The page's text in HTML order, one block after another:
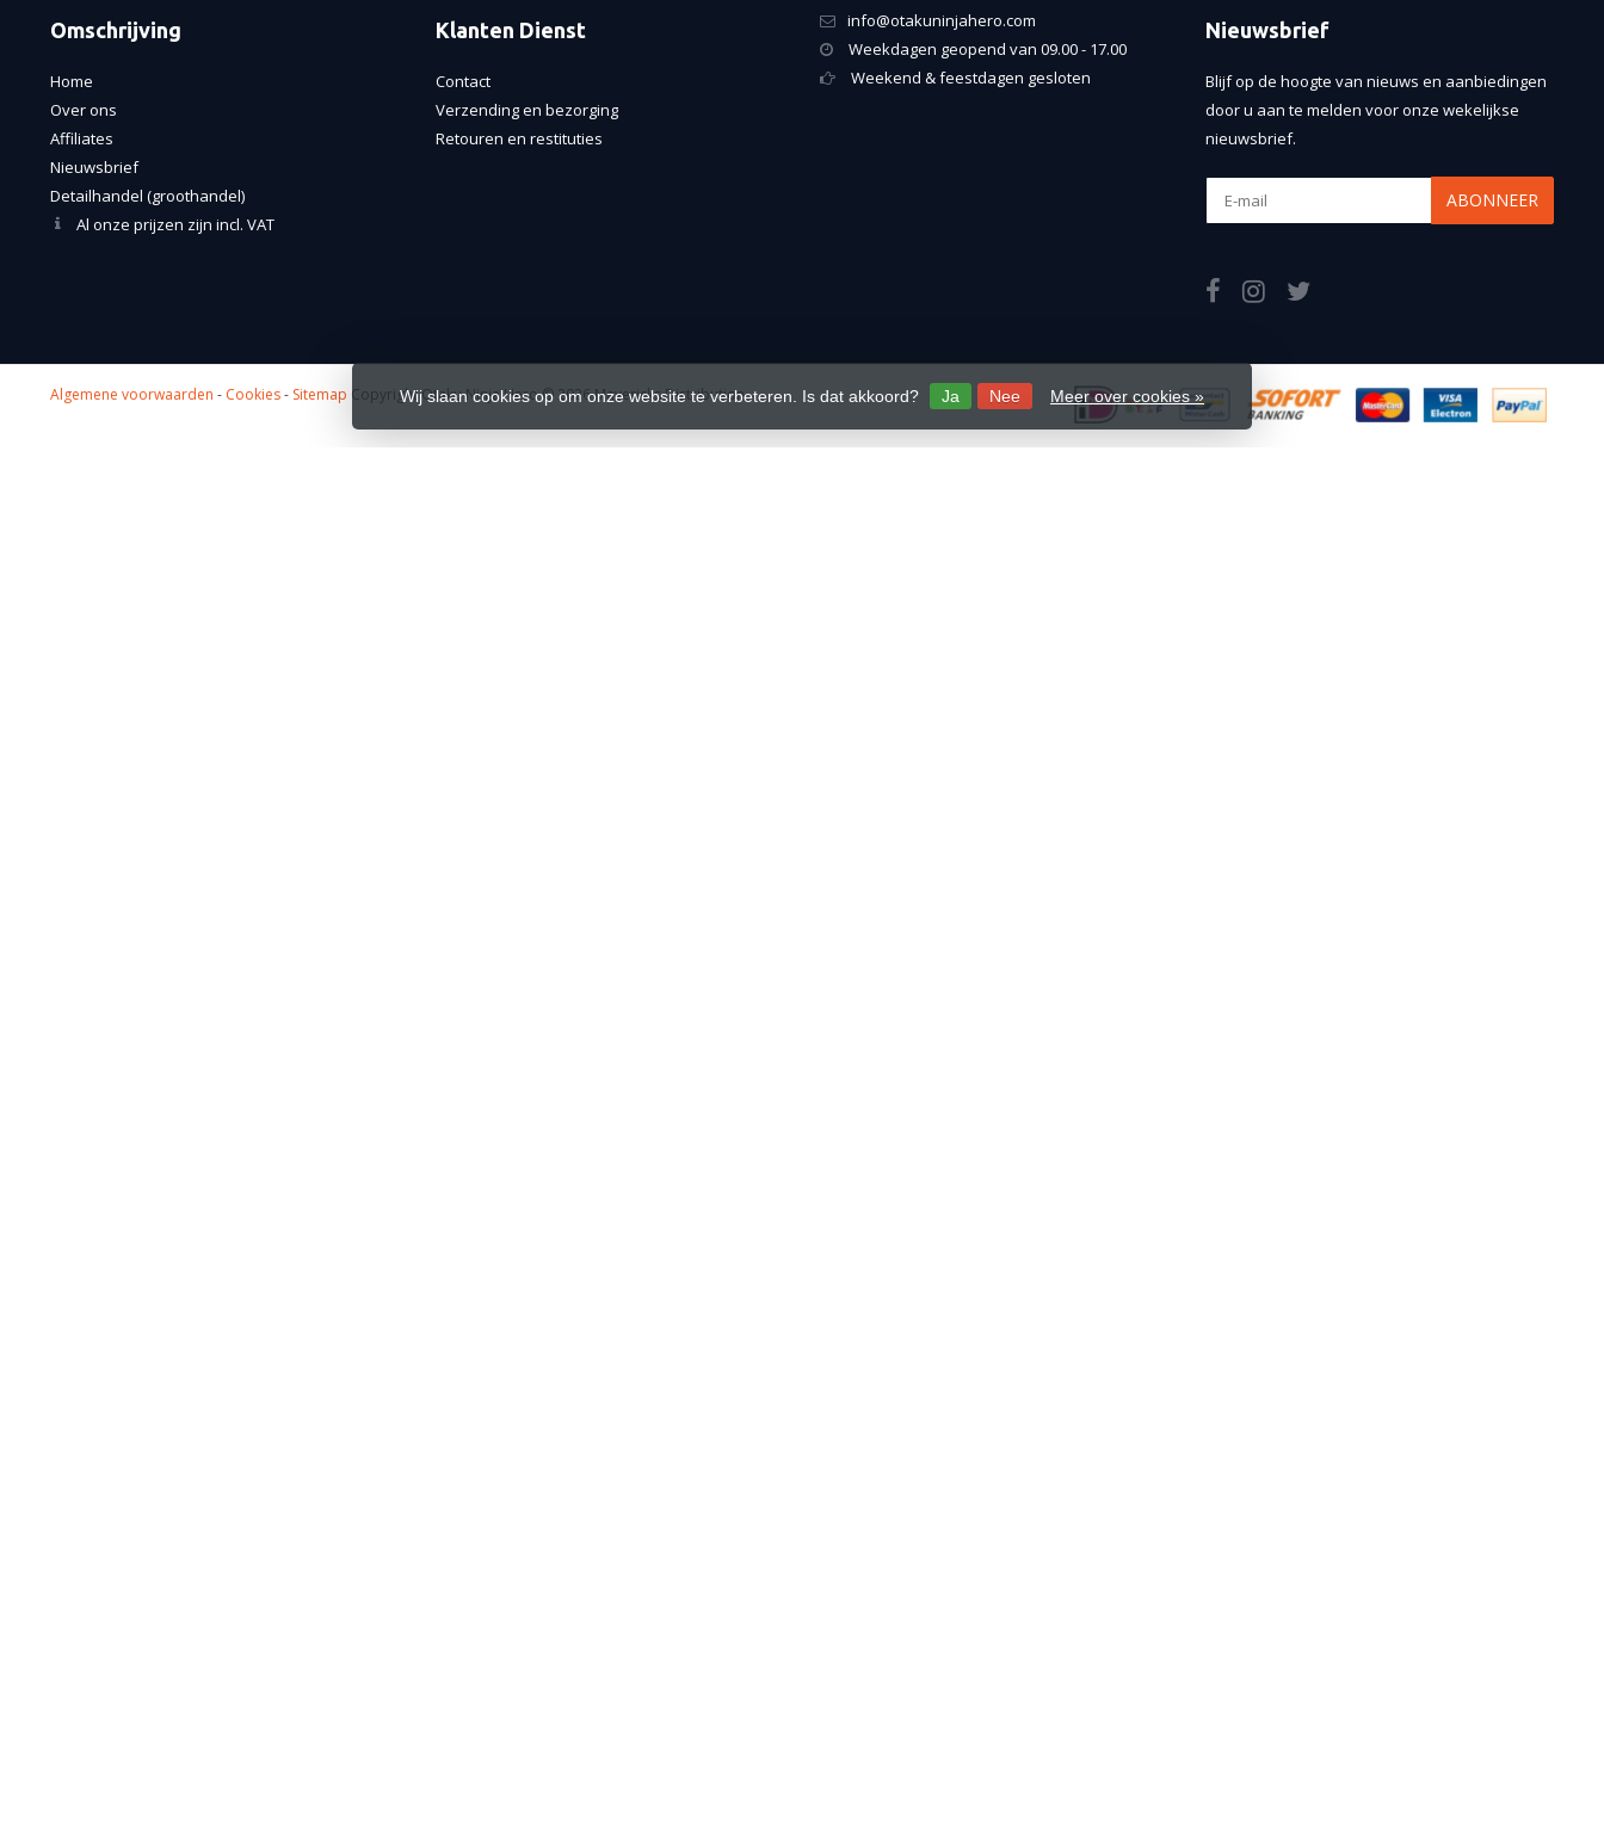
Omschrijving
Home
Over ons
Affiliates
Nieuwsbrief
Detailhandel (groothandel)
Al onze prijzen zijn incl. VAT
Klanten Dienst
Contact
Verzending en bezorging
Retouren en restituties
info@otakuninjahero.com
Weekdagen geopend van 09.00 - 17.00
Weekend & feestdagen gesloten
Nieuwsbrief
Blijf op de hoogte van nieuws en aanbiedingen
door u aan te melden voor onze wekelijkse
nieuwsbrief.
ABONNEER
Wij slaan cookies op om onze website te verbeteren. Is dat akkoord? Ja Nee Meer over cookies »
Algemene voorwaarden - Cookies- Sitemap Copyright Otaku Ninja Hero © 2026 Mavericks Distribution